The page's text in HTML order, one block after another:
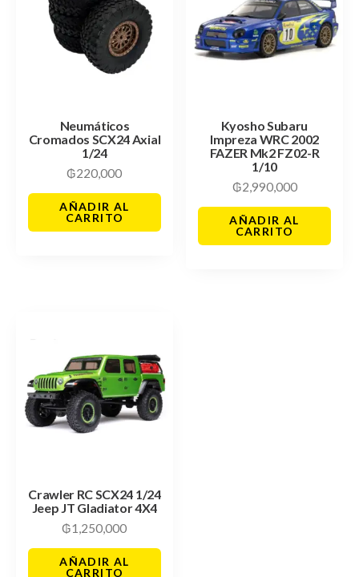
Neumáticos
Cromados SCX24 Axial
1/24
₲220,000
AÑADIR AL
CARRITO
Kyosho Subaru
Impreza WRC 2002
FAZER Mk2 FZ02-R
1/10
₲2,990,000
AÑADIR AL
CARRITO
Crawler RC SCX24 1/24
Jeep JT Gladiator 4X4
₲1,250,000
AÑADIR AL
CARRITO